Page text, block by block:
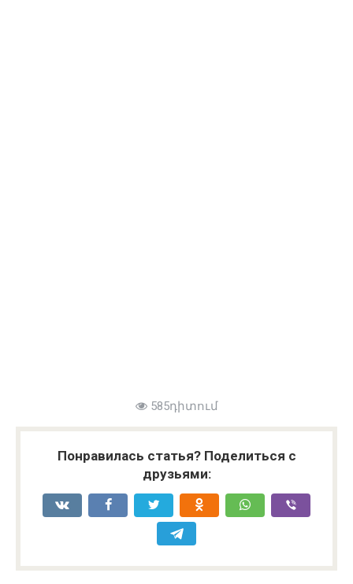
585դիտում
Понравилась статья? Поделиться с
друзьями: